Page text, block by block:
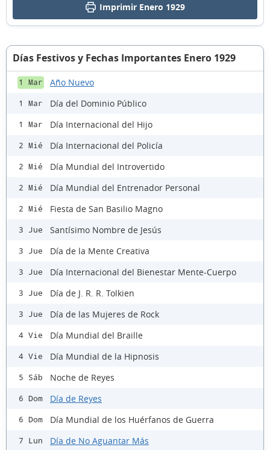
Imprimir Enero 1929
Días Festivos y Fechas Importantes Enero 1929
1 Mar Año Nuevo
1 Mar Día del Dominio Público
1 Mar Día Internacional del Hijo
2 Mié Día Internacional del Policía
2 Mié Día Mundial del Introvertido
2 Mié Día Mundial del Entrenador Personal
2 Mié Fiesta de San Basilio Magno
3 Jue Santísimo Nombre de Jesús
3 Jue Día de la Mente Creativa
3 Jue Día Internacional del Bienestar Mente-Cuerpo
3 Jue Día de J. R. R. Tolkien
3 Jue Día de las Mujeres de Rock
4 Vie Día Mundial del Braille
4 Vie Día Mundial de la Hipnosis
5 Sáb Noche de Reyes
6 Dom Día de Reyes
6 Dom Día Mundial de los Huérfanos de Guerra
7 Lun Día de No Aguantar Más